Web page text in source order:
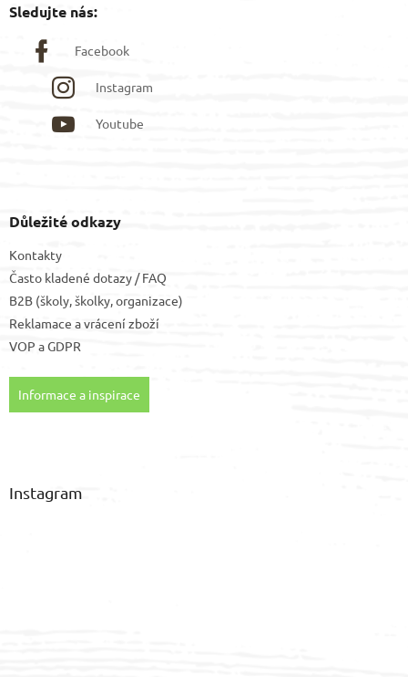
Sledujte nás:
Facebook
Instagram
Youtube
Důležité odkazy
Kontakty
Často kladené dotazy / FAQ
B2B (školy, školky, organizace)
Reklamace a vrácení zboží
VOP aGDPR
Informace a inspirace
Instagram